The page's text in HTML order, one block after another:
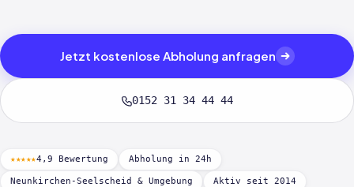
Jetzt kostenlose Abholung anfragen
0152 31 34 44 44
★★★★★4,9 Bewertung Abholung in 24h
Neunkirchen-Seelscheid & Umgebung Aktiv seit 2014